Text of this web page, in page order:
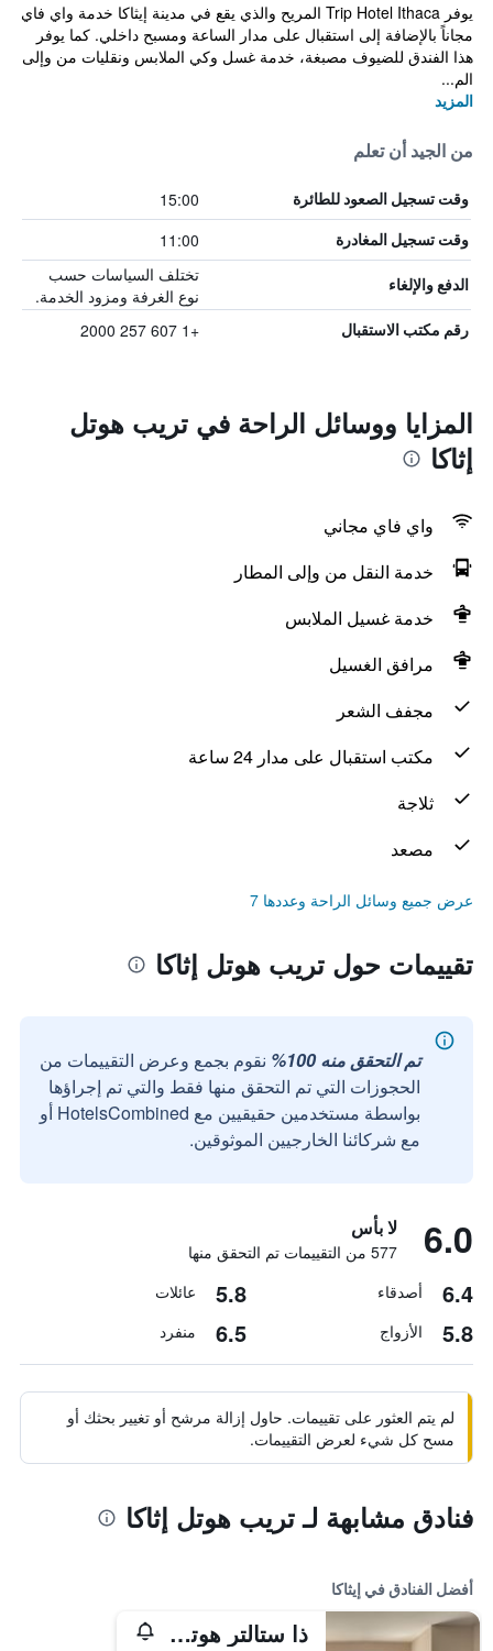
يوفر Trip Hotel Ithaca المريح والذي يقع في مدينة إيثاكا خدمة واي فاي
مجاناً بالإضافة إلى استقبال على مدار الساعة ومسبح داخلي. كما يوفر
هذا الفندق للضيوف مصبغة، خدمة غسل وكي الملابس ونقليات من وإلى
الم...
المزيد
من الجيد أن تعلم
وقت تسجيل الصعود للطائرة 15:00
وقت تسجيل المغادرة 11:00
الدفع والإلغاء
تختلف السياسات حسب
نوع الغرفة ومزود الخدمة.
رقم مكتب الاستقبال +1 607 257 2000
المزايا ووسائل الراحة في تريب هوتل
إثاكا
واي فاي مجاني
خدمة النقل من وإلى المطار
خدمة غسيل الملابس
مرافق الغسيل
مجفف الشعر
مكتب استقبال على مدار 24 ساعة
ثلاجة
مصعد
عرض جميع وسائل الراحة وعددها 7
تقييمات حول تريب هوتل إثاكا
تم التحقق منه 100%
نقوم بجمع وعرض التقييمات من
الحجوزات التي تم التحقق منها فقط والتي تم إجراؤها
بواسطة مستخدمين حقيقيين مع HotelsCombined أو
مع شركائنا الخارجيين الموثوقين.
6.0 لا بأس
577 من التقييمات تم التحقق منها
6.4 أصدقاء 5.8 عائلات
5.8 الأزواج 6.5 منفرد
لم يتم العثور على تقييمات. حاول إزالة مرشح أو تغيير بحثك أو
مسح كل شيء لعرض التقييمات.
فنادق مشابهة لـ تريب هوتل إثاكا
أفضل الفنادق في إيثاكا
ذا ستالتر هوتل آت كورنل يونفرستي